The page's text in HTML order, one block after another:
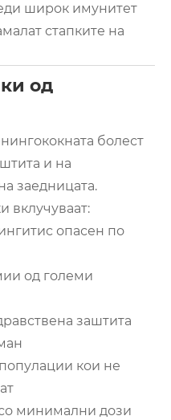
широк имунитет
стапките на
од
болест
и на
заедницата.
вклучуваат:
опасен по
од големи
заштита
кои не
минимални дози